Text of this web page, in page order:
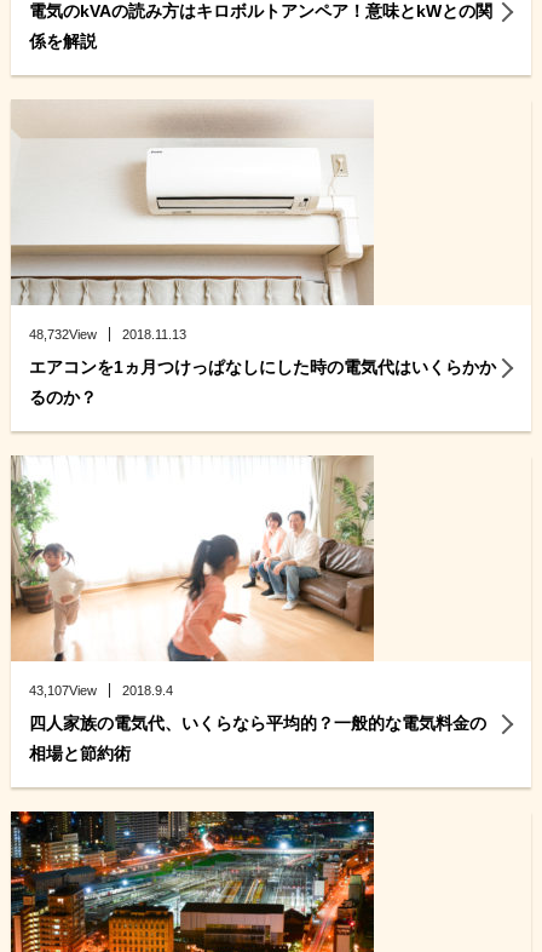
電気のkVAの読み方はキロボルトアンペア！意味とkWとの関
係を解説
48,732View 2018.11.13
エアコンを1ヵ月つけっぱなしにした時の電気代はいくらかか
るのか？
43,107View 2018.9.4
四人家族の電気代、いくらなら平均的？一般的な電気料金の
相場と節約術